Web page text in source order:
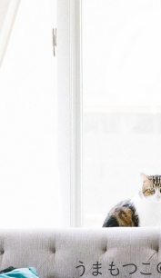
うまもつこ